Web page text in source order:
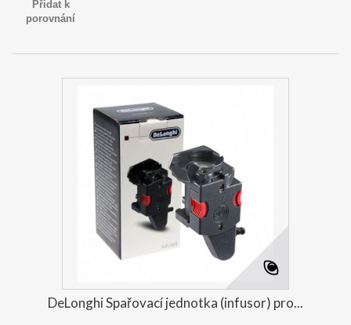
Přidat k
porovnání
DeLonghi Spařovací jednotka (infusor) pro...